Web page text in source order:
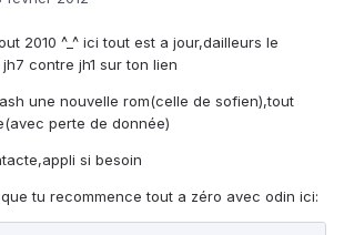
2010 ^_^ ici tout est a jour,dailleurs le
contre jh1 sur ton lien
une nouvelle rom(celle de sofien),tout
perte de donnée)
si besoin
tu recommence tout a zéro avec odin ici: